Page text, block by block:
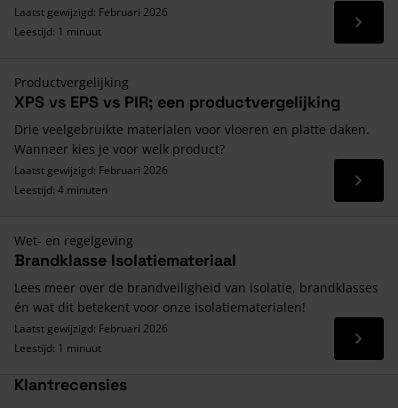
Laatst gewijzigd: Februari 2026
Leestijd: 1 minuut
Lees
Productvergelijking
XPS vs EPS vs PIR; een productvergelijking
Drie veelgebruikte materialen voor vloeren en platte daken.
Wanneer kies je voor welk product?
Laatst gewijzigd: Februari 2026
Leestijd: 4 minuten
Lees
Wet- en regelgeving
Brandklasse Isolatiemateriaal
Lees meer over de brandveiligheid van isolatie, brandklasses
én wat dit betekent voor onze isolatiematerialen!
Laatst gewijzigd: Februari 2026
Leestijd: 1 minuut
Lees
Klantrecensies